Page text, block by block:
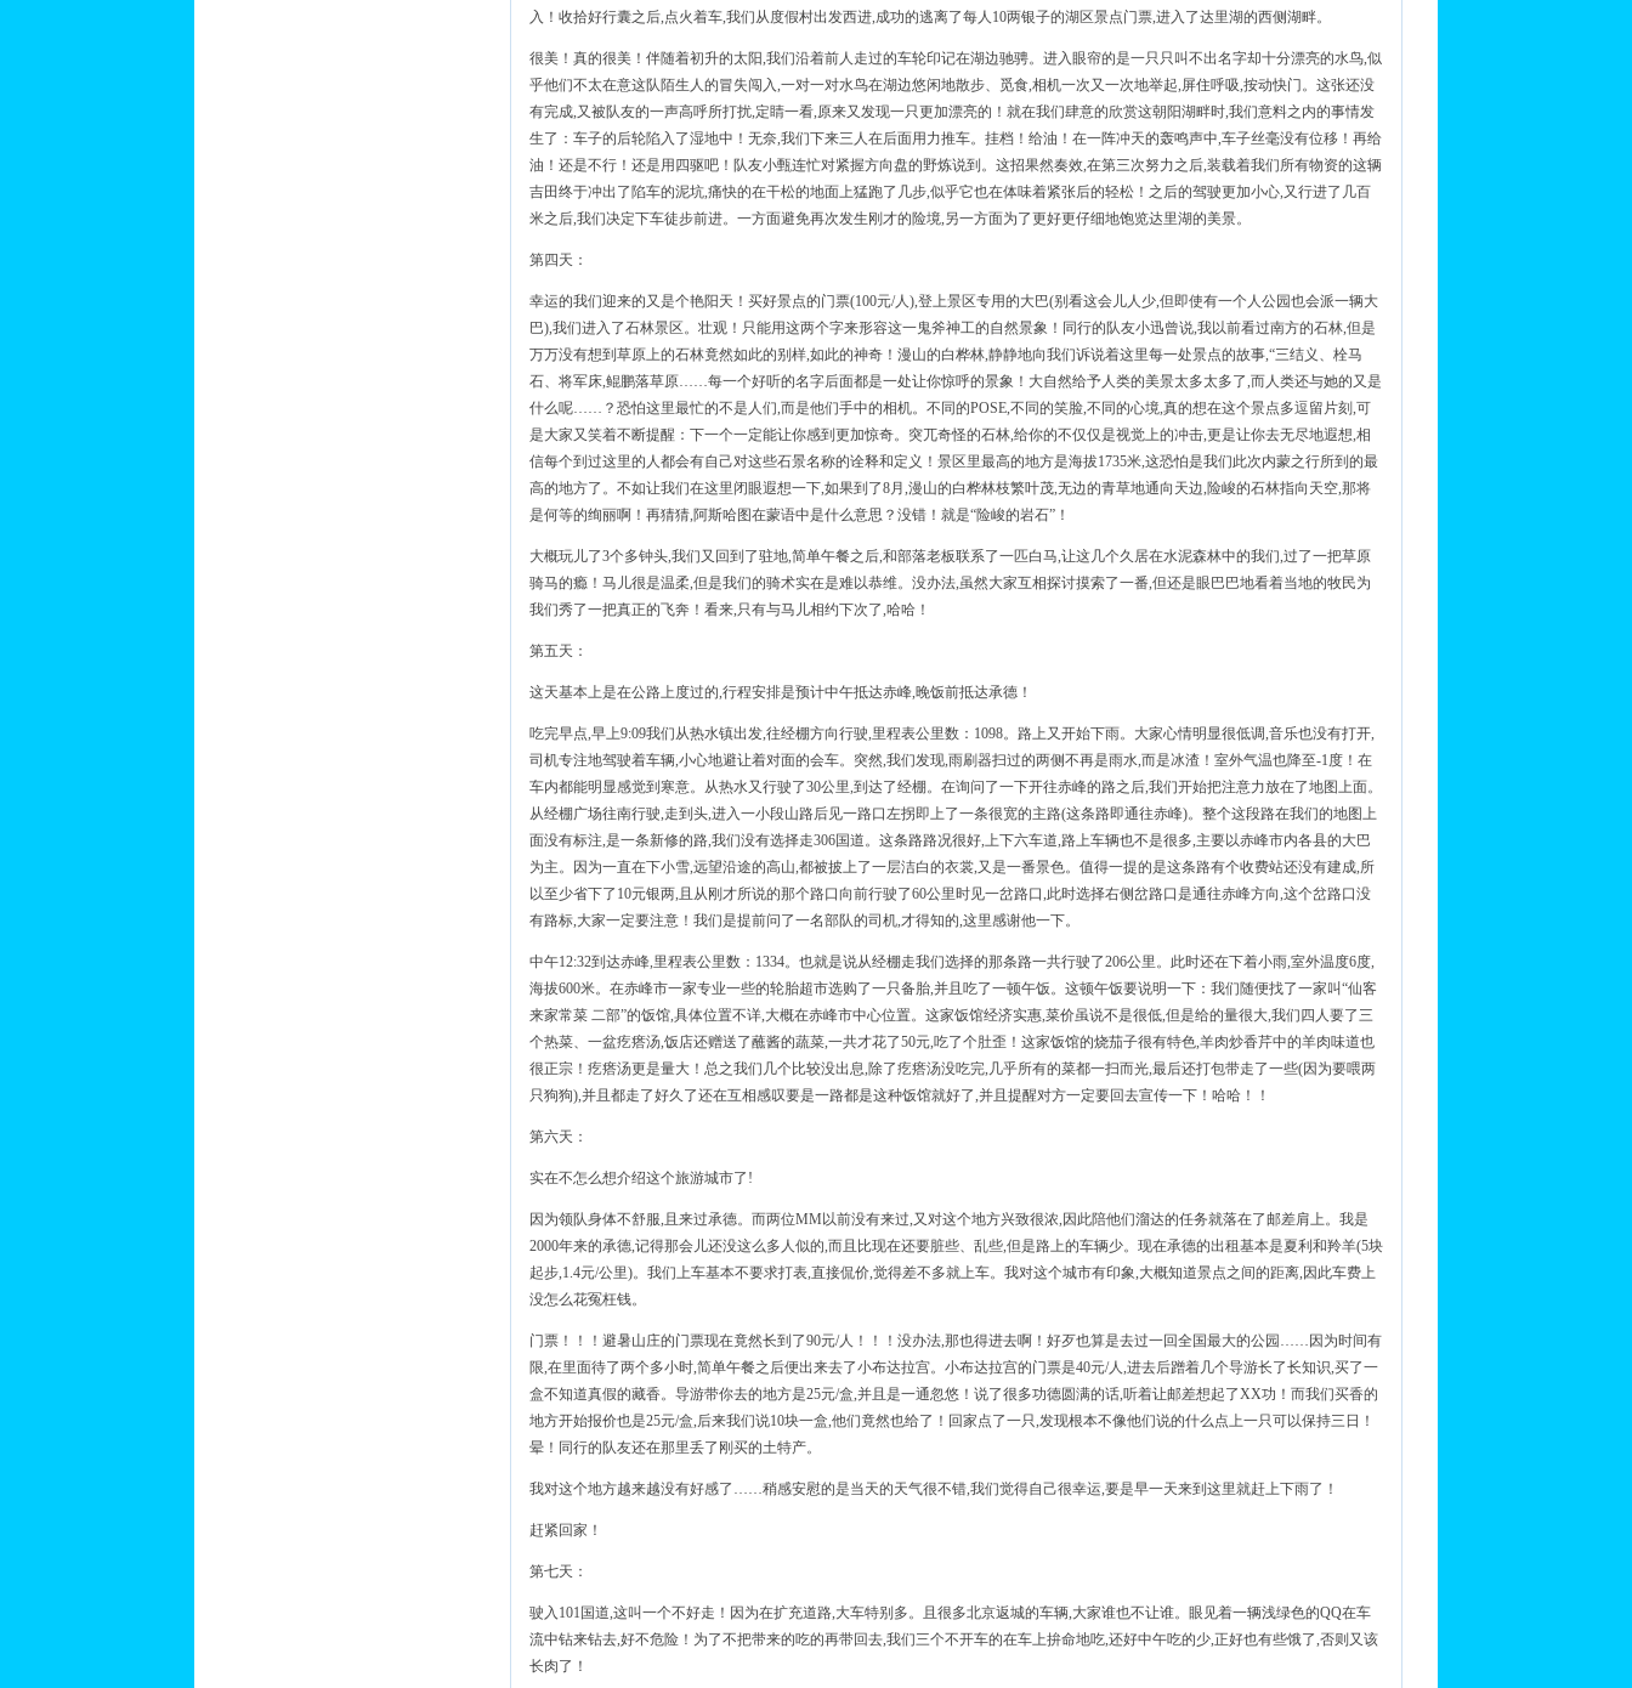
入！收拾好行囊之后,点火着车,我们从度假村出发西进,成功的逃离了每人10两银子的湖区景点门票,进入了达里湖的西侧湖畔。
很美！真的很美！伴随着初升的太阳,我们沿着前人走过的车轮印记在湖边驰骋。进入眼帘的是一只只叫不出名字却十分漂亮的水鸟,似
乎他们不太在意这队陌生人的冒失闯入,一对一对水鸟在湖边悠闲地散步、觅食,相机一次又一次地举起,屏住呼吸,按动快门。这张还没
有完成,又被队友的一声高呼所打扰,定睛一看,原来又发现一只更加漂亮的！就在我们肆意的欣赏这朝阳湖畔时,我们意料之内的事情发
生了：车子的后轮陷入了湿地中！无奈,我们下来三人在后面用力推车。挂档！给油！在一阵冲天的轰鸣声中,车子丝毫没有位移！再给
油！还是不行！还是用四驱吧！队友小甄连忙对紧握方向盘的野炼说到。这招果然奏效,在第三次努力之后,装载着我们所有物资的这辆
吉田终于冲出了陷车的泥坑,痛快的在干松的地面上猛跑了几步,似乎它也在体味着紧张后的轻松！之后的驾驶更加小心,又行进了几百
米之后,我们决定下车徒步前进。一方面避免再次发生刚才的险境,另一方面为了更好更仔细地饱览达里湖的美景。
第四天：
幸运的我们迎来的又是个艳阳天！买好景点的门票(100元/人),登上景区专用的大巴(别看这会儿人少,但即使有一个人公园也会派一辆大
巴),我们进入了石林景区。壮观！只能用这两个字来形容这一鬼斧神工的自然景象！同行的队友小迅曾说,我以前看过南方的石林,但是
万万没有想到草原上的石林竟然如此的别样,如此的神奇！漫山的白桦林,静静地向我们诉说着这里每一处景点的故事,“三结义、栓马
石、将军床,鲲鹏落草原……每一个好听的名字后面都是一处让你惊呼的景象！大自然给予人类的美景太多太多了,而人类还与她的又是
什么呢……？恐怕这里最忙的不是人们,而是他们手中的相机。不同的POSE,不同的笑脸,不同的心境,真的想在这个景点多逗留片刻,可
是大家又笑着不断提醒：下一个一定能让你感到更加惊奇。突兀奇怪的石林,给你的不仅仅是视觉上的冲击,更是让你去无尽地遐想,相
信每个到过这里的人都会有自己对这些石景名称的诠释和定义！景区里最高的地方是海拔1735米,这恐怕是我们此次内蒙之行所到的最
高的地方了。不如让我们在这里闭眼遐想一下,如果到了8月,漫山的白桦林枝繁叶茂,无边的青草地通向天边,险峻的石林指向天空,那将
是何等的绚丽啊！再猜猜,阿斯哈图在蒙语中是什么意思？没错！就是“险峻的岩石”！
大概玩儿了3个多钟头,我们又回到了驻地,简单午餐之后,和部落老板联系了一匹白马,让这几个久居在水泥森林中的我们,过了一把草原
骑马的瘾！马儿很是温柔,但是我们的骑术实在是难以恭维。没办法,虽然大家互相探讨摸索了一番,但还是眼巴巴地看着当地的牧民为
我们秀了一把真正的飞奔！看来,只有与马儿相约下次了,哈哈！
第五天：
这天基本上是在公路上度过的,行程安排是预计中午抵达赤峰,晚饭前抵达承德！
吃完早点,早上9:09我们从热水镇出发,往经棚方向行驶,里程表公里数：1098。路上又开始下雨。大家心情明显很低调,音乐也没有打开,
司机专注地驾驶着车辆,小心地避让着对面的会车。突然,我们发现,雨刷器扫过的两侧不再是雨水,而是冰渣！室外气温也降至-1度！在
车内都能明显感觉到寒意。从热水又行驶了30公里,到达了经棚。在询问了一下开往赤峰的路之后,我们开始把注意力放在了地图上面。
从经棚广场往南行驶,走到头,进入一小段山路后见一路口左拐即上了一条很宽的主路(这条路即通往赤峰)。整个这段路在我们的地图上
面没有标注,是一条新修的路,我们没有选择走306国道。这条路路况很好,上下六车道,路上车辆也不是很多,主要以赤峰市内各县的大巴
为主。因为一直在下小雪,远望沿途的高山,都被披上了一层洁白的衣裳,又是一番景色。值得一提的是这条路有个收费站还没有建成,所
以至少省下了10元银两,且从刚才所说的那个路口向前行驶了60公里时见一岔路口,此时选择右侧岔路口是通往赤峰方向,这个岔路口没
有路标,大家一定要注意！我们是提前问了一名部队的司机,才得知的,这里感谢他一下。
中午12:32到达赤峰,里程表公里数：1334。也就是说从经棚走我们选择的那条路一共行驶了206公里。此时还在下着小雨,室外温度6度,
海拔600米。在赤峰市一家专业一些的轮胎超市选购了一只备胎,并且吃了一顿午饭。这顿午饭要说明一下：我们随便找了一家叫“仙客
来家常菜 二部”的饭馆,具体位置不详,大概在赤峰市中心位置。这家饭馆经济实惠,菜价虽说不是很低,但是给的量很大,我们四人要了三
个热菜、一盆疙瘩汤,饭店还赠送了蘸酱的蔬菜,一共才花了50元,吃了个肚歪！这家饭馆的烧茄子很有特色,羊肉炒香芹中的羊肉味道也
很正宗！疙瘩汤更是量大！总之我们几个比较没出息,除了疙瘩汤没吃完,几乎所有的菜都一扫而光,最后还打包带走了一些(因为要喂两
只狗狗),并且都走了好久了还在互相感叹要是一路都是这种饭馆就好了,并且提醒对方一定要回去宣传一下！哈哈！！
第六天：
实在不怎么想介绍这个旅游城市了!
因为领队身体不舒服,且来过承德。而两位MM以前没有来过,又对这个地方兴致很浓,因此陪他们溜达的任务就落在了邮差肩上。我是
2000年来的承德,记得那会儿还没这么多人似的,而且比现在还要脏些、乱些,但是路上的车辆少。现在承德的出租基本是夏利和羚羊(5块
起步,1.4元/公里)。我们上车基本不要求打表,直接侃价,觉得差不多就上车。我对这个城市有印象,大概知道景点之间的距离,因此车费上
没怎么花冤枉钱。
门票！！！避暑山庄的门票现在竟然长到了90元/人！！！没办法,那也得进去啊！好歹也算是去过一回全国最大的公园……因为时间有
限,在里面待了两个多小时,简单午餐之后便出来去了小布达拉宫。小布达拉宫的门票是40元/人,进去后蹭着几个导游长了长知识,买了一
盒不知道真假的藏香。导游带你去的地方是25元/盒,并且是一通忽悠！说了很多功德圆满的话,听着让邮差想起了XX功！而我们买香的
地方开始报价也是25元/盒,后来我们说10块一盒,他们竟然也给了！回家点了一只,发现根本不像他们说的什么点上一只可以保持三日！
晕！同行的队友还在那里丢了刚买的土特产。
我对这个地方越来越没有好感了……稍感安慰的是当天的天气很不错,我们觉得自己很幸运,要是早一天来到这里就赶上下雨了！
赶紧回家！
第七天：
驶入101国道,这叫一个不好走！因为在扩充道路,大车特别多。且很多北京返城的车辆,大家谁也不让谁。眼见着一辆浅绿色的QQ在车
流中钻来钻去,好不危险！为了不把带来的吃的再带回去,我们三个不开车的在车上拚命地吃,还好中午吃的少,正好也有些饿了,否则又该
长肉了！